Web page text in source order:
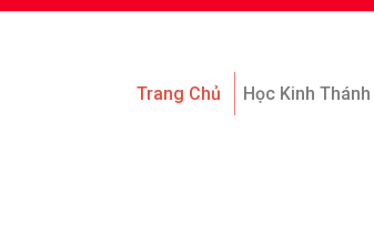
Trang Chủ Học Kinh Thánh